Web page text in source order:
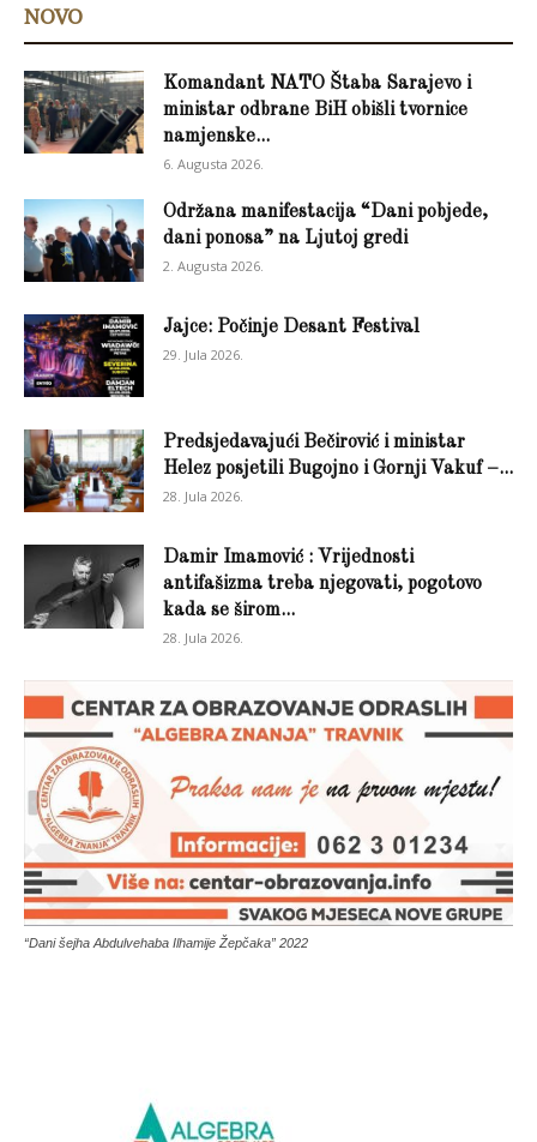
NOVO
Komandant NATO Štaba Sarajevo i
ministar odbrane BiH obišli tvornice
namjenske...
6. Augusta 2026.
Održana manifestacija “Dani pobjede,
dani ponosa” na Ljutoj gredi
2. Augusta 2026.
Jajce: Počinje Desant Festival
29. Jula 2026.
Predsjedavajući Bečirović i ministar
Helez posjetili Bugojno i Gornji Vakuf –...
28. Jula 2026.
Damir Imamović : Vrijednosti
antifašizma treba njegovati, pogotovo
kada se širom...
28. Jula 2026.
“Dani šejha Abdulvehaba Ilhamije Žepčaka” 2022